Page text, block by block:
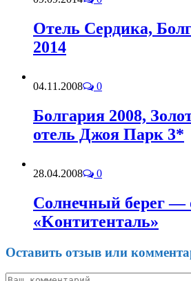
Отель Сердика,
2014
04.11.2008 0
Болгария 2008,
отель Джоя Парк 3*
28.04.2008 0
Солнечный берег —
«Kонтитенталь»
Оставить отзыв или